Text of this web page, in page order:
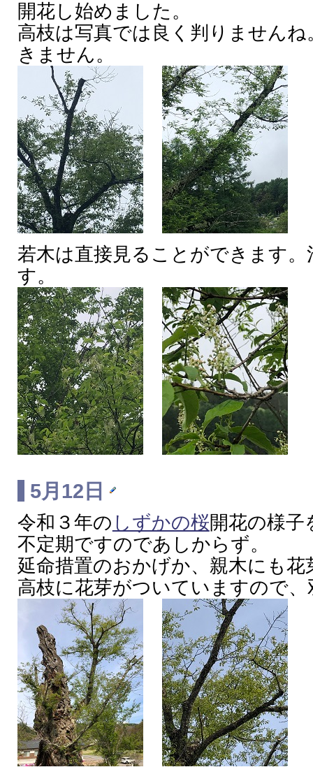
開花し始めました。
高枝は写真では良く判りません
きません。
若木は直接見ることができます
す。
5月12日
令和３年の しずかの桜開花の様子
不定期ですのであしからず。
延命措置のおかげか、親木にも
高枝に花芽がついていますので